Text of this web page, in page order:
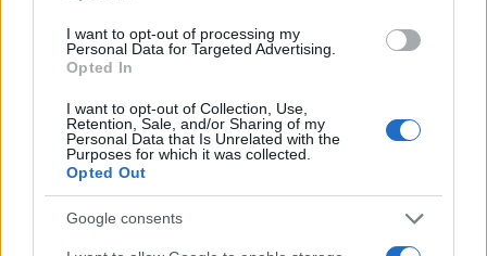
I want to opt-out of processing my
Personal Data for Targeted Advertising.
Opted In
I want to opt-out of Collection, Use,
Retention, Sale, and/or Sharing of my
Personal Data that Is Unrelated with the
Purposes for which it was collected.
Opted Out
Google consents
Όπως αναφέρουν οι πληροφορίες, ο 25χρονος
οπαδός του Παναθηναϊκού ταυτοποιήθηκε από τις